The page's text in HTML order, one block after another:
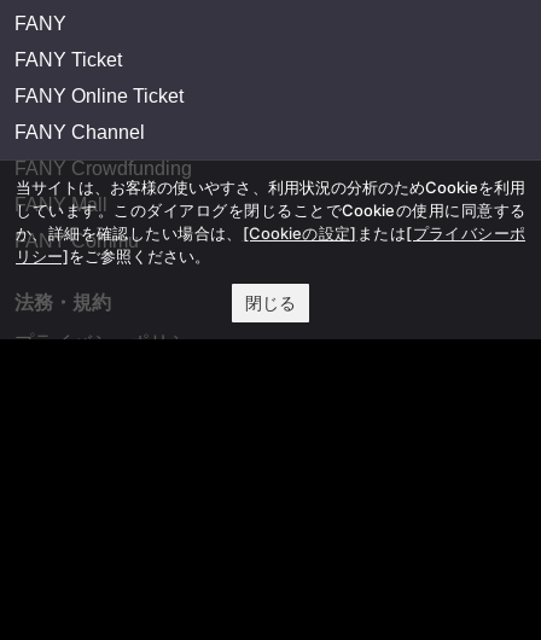
FANY
FANY Ticket
FANY Online Ticket
FANY Channel
FANY Crowdfunding
FANY Mall
FANY Commu
法務・規約
プライバシーポリシー
当サイトは、お客様の使いやすさ、利用状況の分析のためCookieを利用
しています。このダイアログを閉じることでCookieの使用に同意する
か、詳細を確認したい場合は、 [Cookieの設定] または[プライバシーポ
リシー]をご参照ください。
閉じる